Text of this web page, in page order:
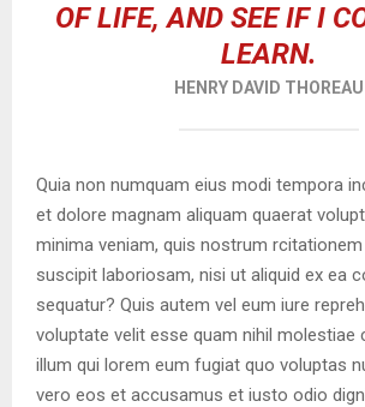
OF LIFE, AND SEE IF I
LEARN.
HENRY DAVID THOREAU
Quia non numquam eius modi tempora
et dolore magnam aliquam quaerat
minima veniam, quis nostrum
suscipit laboriosam, nisi ut aliquid ex ea
sequatur? Quis autem vel eum iure
voluptate velit esse quam nihil molestiae
illum qui lorem eum fugiat quo voluptas
vero eos et accusamus et iusto odio